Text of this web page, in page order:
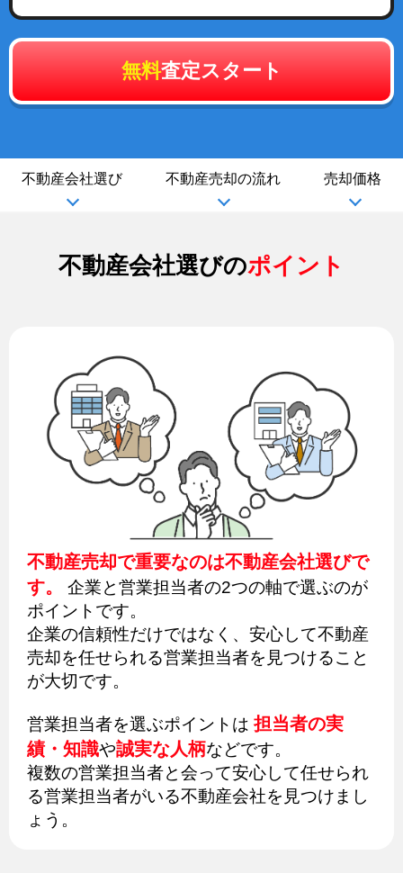
無料査定スタート
不動産会社選び 不動産売却の流れ 売却価格
不動産会社選びのポイント
不動産売却で重要なのは不動産会社選びで
す。
企業と営業担当者の2つの軸で選ぶのが
ポイントです。
企業の信頼性だけではなく、安心して不動産
売却を任せられる営業担当者を見つけること
が大切です。
営業担当者を選ぶポイントは 担当者の実
績・知識や誠実な人柄などです。
複数の営業担当者と会って安心して任せられ
る営業担当者がいる不動産会社を見つけまし
ょう。